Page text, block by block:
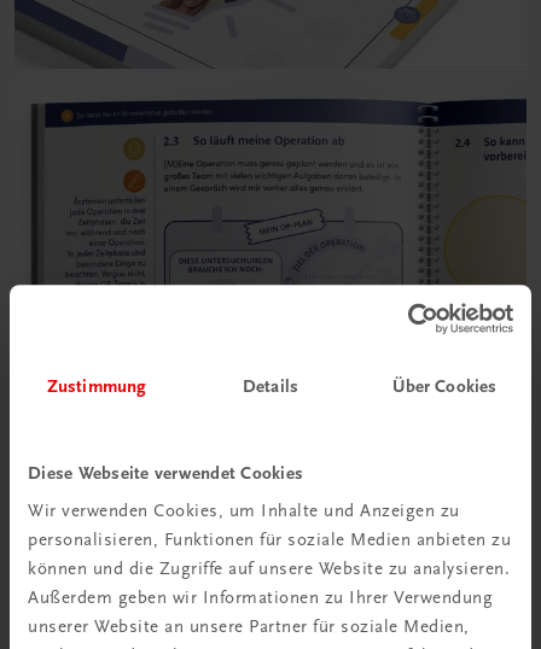
Zustimmung Details Über Cookies
Diese Webseite verwendet Cookies
Wir verwenden Cookies, um Inhalte und Anzeigen zu
personalisieren, Funktionen für soziale Medien anbieten zu
können und die Zugriffe auf unsere Website zu analysieren.
Außerdem geben wir Informationen zu Ihrer Verwendung
unserer Website an unsere Partner für soziale Medien,